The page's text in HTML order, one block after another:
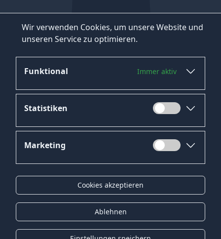
Wir verwenden Cookies, um unsere Website und
unseren Service zu optimieren.
Funktional Immer aktiv
Statistiken
Marketing
Cookies akzeptieren
Ablehnen
Datenschutz
Impressum
Kontakt
Gender-Hinweis
© 2026 Onyx Consulting GmbH